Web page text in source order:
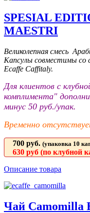
SPESIAL
MAESTRI
Великолепная смесь
Капсулы совместимы со
Ecaffe Caffitaly.
Для клиентов с
комплимента"
минус 50 руб./упак.
Временно
700 руб. (упаковка 10
630 руб (по клубной
Описание товара
Чай Camomilla